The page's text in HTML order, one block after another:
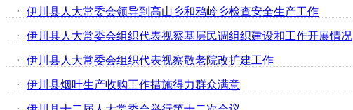
· 伊川县人大常委会领导到高山乡和鸦岭乡检查安全生产工作
· 伊川县人大常委会组织代表视察基层民调组织建设和工作开展情况
· 伊川县人大常委会组织代表视察敬老院改扩建工作
· 伊川县烟叶生产收购工作措施得力群众满意